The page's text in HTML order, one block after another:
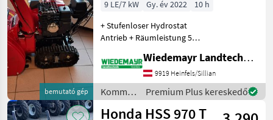
bemutató gép
9 LE/7 kW Gy. év 2022
10 h
+ Stufenloser Hydrostat
Antrieb + Räumleistung 52
+ Arbeitshöhe 55 cm +
Auswurfweite: 16 m +
Kamin vom Holm aus
elektrisch verstell
Wiedemayr Landtechnik GmbH
9919 Heinfels/Sillian
Kommunális
gépek /
Honda
Premium Plus kereskedő
Honda HSS 970 T